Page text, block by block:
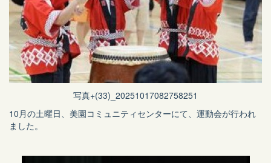
写真+(33)_20251017082758251
10月の土曜日、美園コミュニティセンターにて、運動会が行われ
ました。